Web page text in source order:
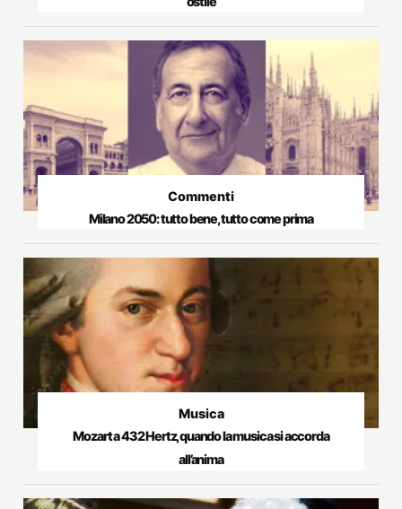
Commenti
Milano 2050: tutto bene, tutto come prima
Musica
Mozart a 432 Hertz, quando la musica si accorda
all’anima